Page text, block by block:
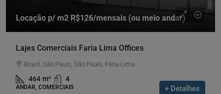
Locação p/ m2 R$126/mensais (ou meio andar)
Lajes Comerciais Faria Lima Offices
Brasil, São Paulo, São Paulo, Faria Lima
464 m² 4
ANDAR, COMERCIAIS + Detalhes